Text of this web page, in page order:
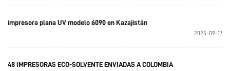
impresora plana UV modelo 6090 en Kazajistán
2025-09-17
48 IMPRESORAS ECO-SOLVENTE ENVIADAS A COLOMBIA